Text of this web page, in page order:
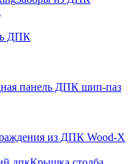
ДПК
панель ДПК шип-паз
из ДПК Wood-X